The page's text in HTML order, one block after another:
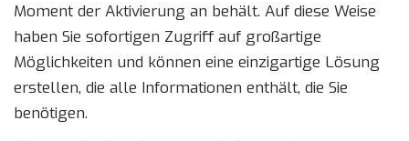
Moment der Aktivierung an behält. Auf diese Weise
haben Sie sofortigen Zugriff auf großartige
Möglichkeiten und können eine einzigartige Lösung
erstellen, die alle Informationen enthält, die Sie
benötigen.